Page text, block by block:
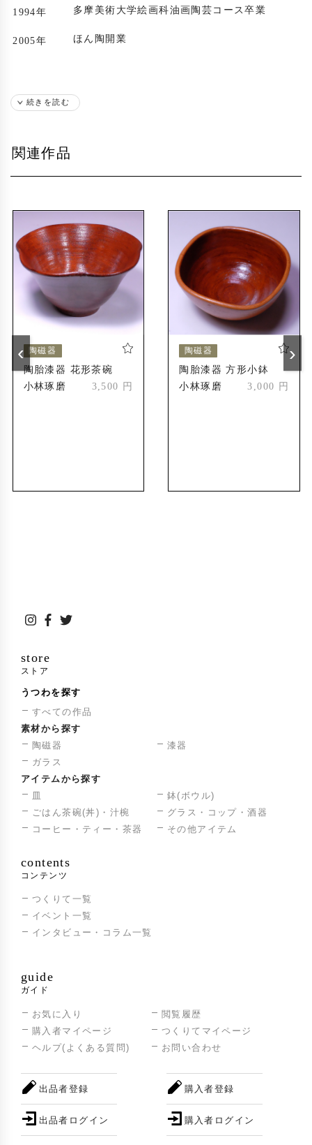
1994年 多摩美術大学絵画科油画陶芸コース卒業
2005年 ほん陶開業
続きを読む
関連作品
陶磁器
陶胎漆器 花形茶碗
小林琢磨
3,500 円
陶磁器
陶胎漆器 方形小鉢
小林琢磨
3,000 円
‹ ›
store
ストア
うつわを探す
すべての作品
素材から探す
陶磁器
漆器
ガラス
アイテムから探す
皿
鉢(ボウル)
ごはん茶碗(丼)・汁椀
グラス・コップ・酒器
コーヒー・ティー・茶器
その他アイテム
contents
コンテンツ
つくりて一覧
イベント一覧
インタビュー・コラム一覧
guide
ガイド
お気に入り
閲覧履歴
購入者マイページ
つくりてマイページ
ヘルプ(よくある質問)
お問い合わせ
出品者登録
出品者ログイン
購入者登録
購入者ログイン